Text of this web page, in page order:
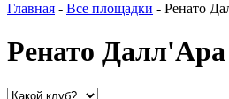
Главная - Все площадки - Ренато
Ренато Далл'Ара